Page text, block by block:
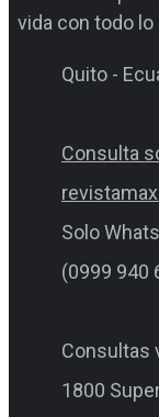
vida con todo
Quito -
Consulta
Solo
(0999 940
Consultas
1800